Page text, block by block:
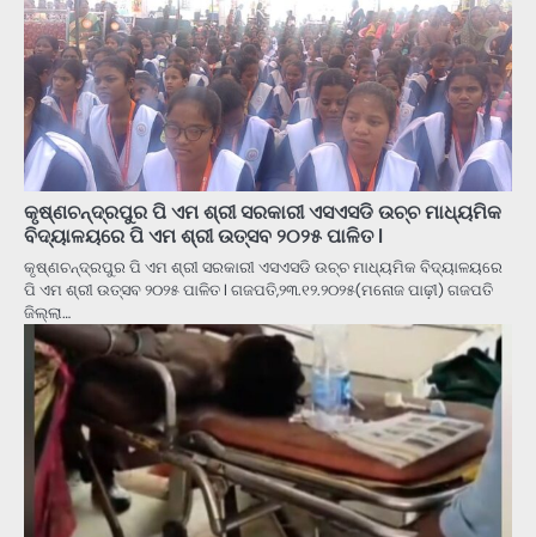
କୃଷ୍ଣଚନ୍ଦ୍ରପୁର ପି ଏମ ଶ୍ରୀ ସରକାରୀ ଏସଏସଡି ଉଚ୍ଚ ମାଧ୍ୟମିକ
ବିଦ୍ୟାଳୟରେ ପି ଏମ ଶ୍ରୀ ଉତ୍ସବ ୨୦୨୫ ପାଳିତ l
କୃଷ୍ଣଚନ୍ଦ୍ରପୁର ପି ଏମ ଶ୍ରୀ ସରକାରୀ ଏସଏସଡି ଉଚ୍ଚ ମାଧ୍ୟମିକ ବିଦ୍ୟାଳୟରେ
ପି ଏମ ଶ୍ରୀ ଉତ୍ସବ ୨୦୨୫ ପାଳିତ l ଗଜପତି,୨୩.୧୨.୨୦୨୫(ମନୋଜ ପାଢ଼ୀ) ଗଜପତି
ଜିଲ୍ଲା…